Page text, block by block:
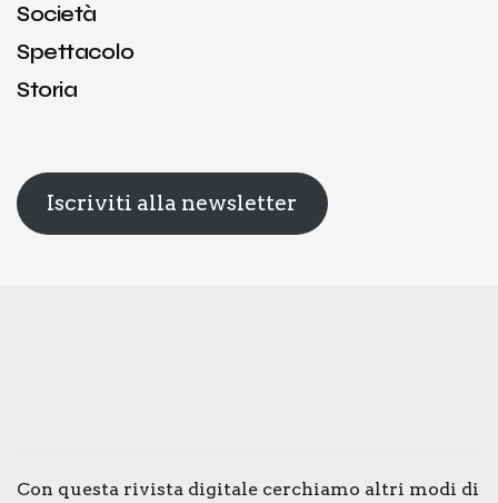
Società
Spettacolo
Storia
Iscriviti alla newsletter
Con que­sta rivi­sta digi­ta­le cer­chia­mo altri modi di